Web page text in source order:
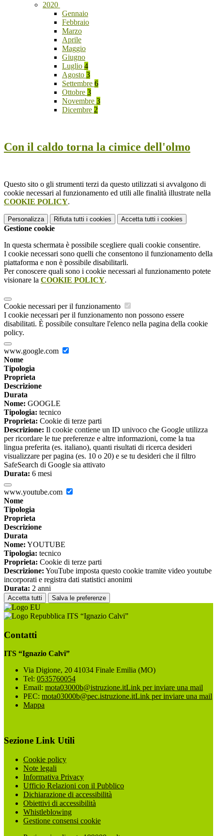
2020
Gennaio
Febbraio
Marzo
Aprile
Maggio
Giugno
Luglio 4
Agosto 3
Settembre 6
Ottobre 3
Novembre 3
Dicembre 2
Con il caldo torna la cimice dell'olmo
Questo sito o gli strumenti terzi da questo utilizzati si avvalgono di
cookie necessari al funzionamento ed utili alle finalità illustrate nella
COOKIE POLICY.
Personalizza Rifiuta tutti i cookies Accetta tutti i cookies
Gestione cookie
In questa schermata è possibile scegliere quali cookie consentire.
I cookie necessari sono quelli che consentono il funzionamento della
piattaforma e non è possibile disabilitarli.
Per conoscere quali sono i cookie necessari al funzionamento potete
visionare la COOKIE POLICY.
Cookie necessari per il funzionamento
I cookie necessari per il funzionamento non possono essere
disabilitati. È possibile consultare l'elenco nella pagina della cookie
policy.
www.google.com
Nome
Tipologia
Proprieta
Descrizione
Durata
Nome: GOOGLE
Tipologia: tecnico
Proprieta: Cookie di terze parti
Descrizione: Il cookie contiene un ID univoco che Google utilizza
per ricordare le tue preferenze e altre informazioni, come la tua
lingua preferita (es. italiano), quanti risultati di ricerca desideri
visualizzare per pagina (es. 10 o 20) e se tu desideri che il filtro
SafeSearch di Google sia attivato
Durata: 6 mesi
www.youtube.com
Nome
Tipologia
Proprieta
Descrizione
Durata
Nome: YOUTUBE
Tipologia: tecnico
Proprieta: Cookie di terze parti
Descrizione: YouTube imposta questo cookie tramite video youtube
incorporati e registra dati statistici anonimi
Durata: 2 anni
Accetta tutti Salva le preferenze
ITS “Ignazio Calvi”
Contatti
ITS “Ignazio Calvi”
Via Digione, 20 41034 Finale Emilia (MO)
Tel: 0535760054
Email: mota03000b@istruzione.itLink per inviare una mail
PEC: mota03000b@pec.istruzione.itLink per inviare una mail
Mappa
Sezione Link Utili
Cookie policy
Note legali
Informativa Privacy
Ufficio Relazioni con il Pubblico
Dichiarazione di accessibilità
Obiettivi di accessibilità
Whistleblowing
Gestione consensi cookie